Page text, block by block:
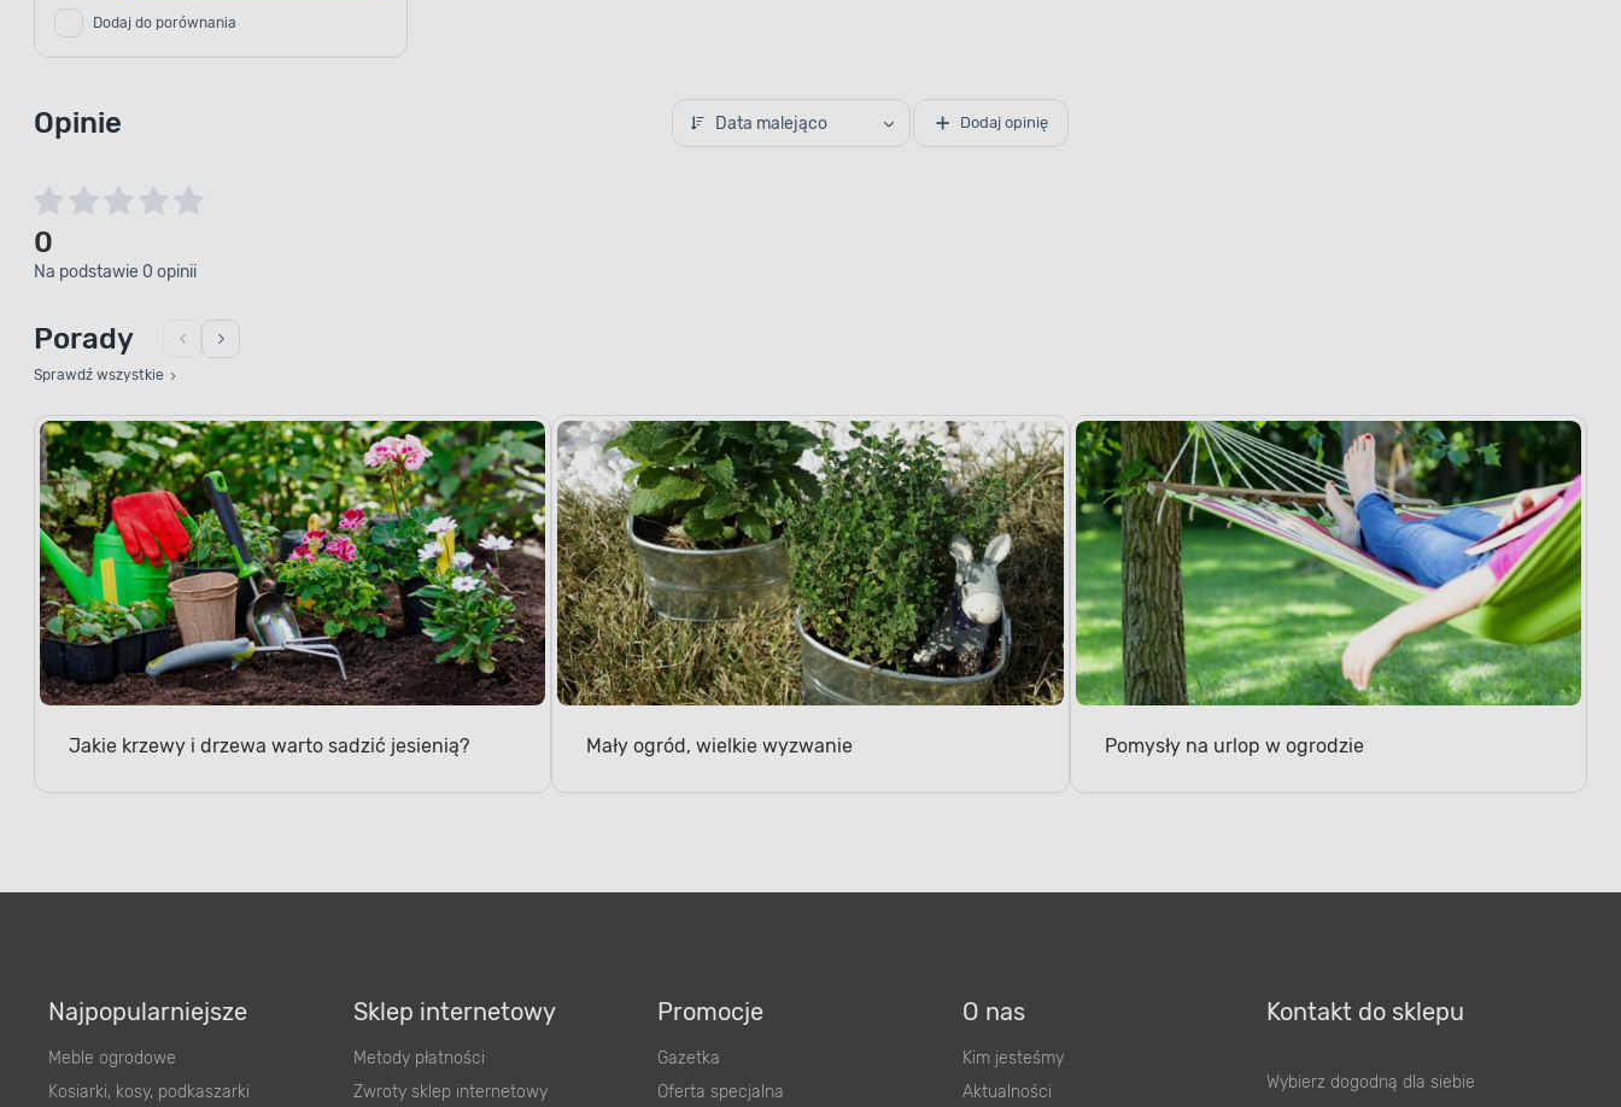
Dodaj do porównania
Opinie Data malejąco Dodaj opinię
0
Na podstawie 0 opinii
Porady
Sprawdź wszystkie
Jakie krzewy i drzewa warto sadzić jesienią? Mały ogród, wielkie wyzwanie Pomysły na urlop w ogrodzie
Najpopularniejsze
Meble ogrodowe
Kosiarki, kosy, podkaszarki
Sklep internetowy
Metody płatności
Zwroty sklep internetowy
Promocje
Gazetka
Oferta specjalna
O nas
Kim jesteśmy
Aktualności
Kontakt do sklepu
Wybierz dogodną dla siebie